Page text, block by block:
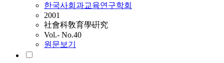
한국사회과교육연구학회
2001
社會科敎育學硏究
Vol.- No.40
원문보기